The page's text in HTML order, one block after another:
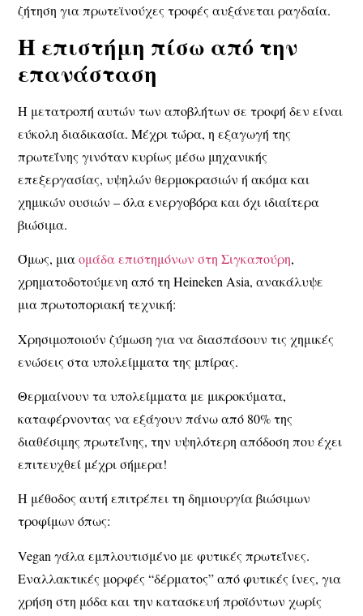
ζήτηση για πρωτεϊνούχες τροφές αυξάνεται ραγδαία.
Η επιστήμη πίσω από την
επανάσταση
Η μετατροπή αυτών των αποβλήτων σε τροφήδεν είναι
εύκολη διαδικασία. Μέχρι τώρα, η εξαγωγή της
πρωτεΐνης γινόταν κυρίως μέσω μηχανικής
επεξεργασίας, υψηλών θερμοκρασιών ή ακόμα και
χημικών ουσιών – όλαενεργοβόρα και όχι ιδιαίτερα
βιώσιμα.
Όμως, μιαομάδα επιστημόνων στη Σιγκαπούρη,
χρηματοδοτούμενη από τηHeineken Asia, ανακάλυψε
μιαπρωτοποριακή τεχνική:
Χρησιμοποιούν ζύμωση για να διασπάσουν τις χημικές
ενώσεις στα υπολείμματα της μπίρας.
Θερμαίνουν τα υπολείμματα με μικροκύματα,
καταφέρνοντας να εξάγουν πάνω από 80% της
διαθέσιμης πρωτεΐνης, την υψηλότερη απόδοση που έχει
επιτευχθεί μέχρι σήμερα!
Η μέθοδος αυτή επιτρέπει τη δημιουργίαβιώσιμων
τροφίμων όπως:
Vegan γάλαεμπλουτισμένο με φυτικές πρωτεΐνες.
Εναλλακτικές μορφές “δέρματος”από φυτικές ίνες, για
χρήση στη μόδα και την κατασκευή προϊόντων χωρίς